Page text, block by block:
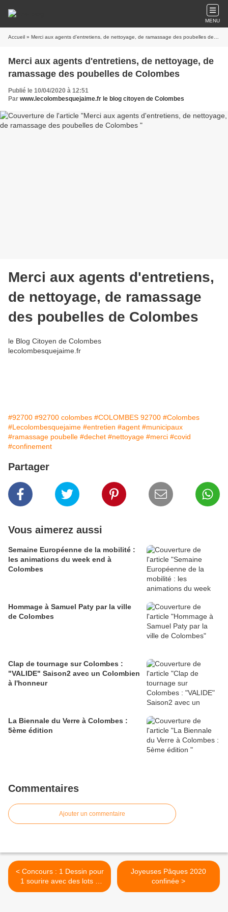
MENU
Accueil » Merci aux agents d'entretiens, de nettoyage, de ramassage des poubelles de Colombes
Merci aux agents d'entretiens, de nettoyage, de
ramassage des poubelles de Colombes
Publié le 10/04/2020 à 12:51
Par www.lecolombesquejaime.fr le blog citoyen de Colombes
Merci aux agents d'entretiens,
de nettoyage, de ramassage
des poubelles de Colombes
le Blog Citoyen de Colombes
lecolombesquejaime.fr
#92700 #92700 colombes #COLOMBES 92700 #Colombes
#Lecolombesquejaime #entretien #agent #municipaux
#ramassage poubelle #dechet #nettoyage #merci #covid
#confinement
Partager
Vous aimerez aussi
Semaine Européenne de la mobilité :
les animations du week end à
Colombes
Hommage à Samuel Paty par la ville
de Colombes
Clap de tournage sur Colombes :
"VALIDE" Saison2 avec un Colombien
à l'honneur
La Biennale du Verre à Colombes :
5ème édition
Commentaires
Ajouter un commentaire
< Concours : 1 Dessin pour
1 sourire avec des lots à
gagner pour les enfants de
Joyeuses Pâques 2020
confinée >